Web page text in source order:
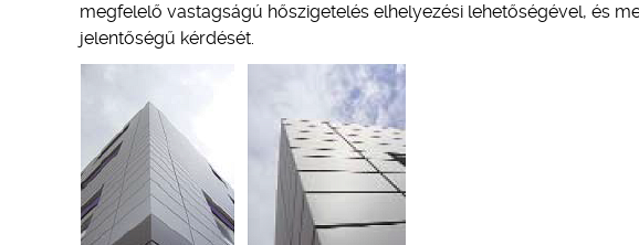
megfelelő vastagságú hőszigetelés elhelyezési lehetőségével, és
jelentőségű kérdését.